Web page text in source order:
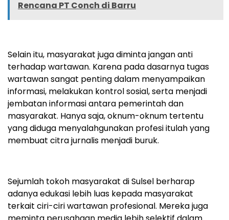
Rencana PT Conch di Barru
Selain itu, masyarakat juga diminta jangan anti
terhadap wartawan. Karena pada dasarnya tugas
wartawan sangat penting dalam menyampaikan
informasi, melakukan kontrol sosial, serta menjadi
jembatan informasi antara pemerintah dan
masyarakat. Hanya saja, oknum-oknum tertentu
yang diduga menyalahgunakan profesi itulah yang
membuat citra jurnalis menjadi buruk.
Sejumlah tokoh masyarakat di Sulsel berharap
adanya edukasi lebih luas kepada masyarakat
terkait ciri-ciri wartawan profesional. Mereka juga